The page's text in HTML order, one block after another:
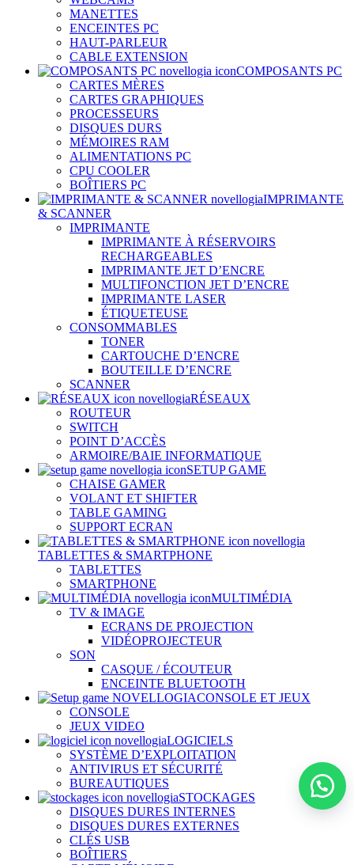
MANETTES
ENCEINTES PC
HAUT-PARLEUR
CABLE EXTENSION
COMPOSANTS PC
CARTES MÈRES
CARTES GRAPHIQUES
PROCESSEURS
DISQUES DURS
MÉMOIRES RAM
ALIMENTATIONS PC
CPU COOLER
BOÎTIERS PC
IMPRIMANTE
& SCANNER
IMPRIMANTE
IMPRIMANTE À RÉSERVOIRS
RECHARGEABLES
IMPRIMANTE JET D’ENCRE
MULTIFONCTION JET D’ENCRE
IMPRIMANTE LASER
ÉTIQUETEUSE
CONSOMMABLES
TONER
CARTOUCHE D’ENCRE
BOUTEILLE D’ENCRE
SCANNER
RÉSEAUX
ROUTEUR
SWITCH
POINT D’ACCÈS
ARMOIRE/BAIE INFORMATIQUE
SETUP GAME
CHAISE GAMER
VOLANT ET SHIFTER
TABLE GAMING
SUPPORT ECRAN
TABLETTES & SMARTPHONE
TABLETTES
SMARTPHONE
MULTIMÉDIA
TV & IMAGE
ECRANS DE PROJECTION
VIDÉOPROJECTEUR
SON
CASQUE / ÉCOUTEUR
ENCEINTE BLUETOOTH
CONSOLE ET JEUX
CONSOLE
JEUX VIDEO
LOGICIELS
SYSTÈME D’EXPLOITATION
ANTIVIRUS ET SÉCURITÉ
BUREAUTIQUES
STOCKAGES
DISQUES DURES INTERNES
DISQUES DURES EXTERNES
CLÉS USB
BOÎTIERS